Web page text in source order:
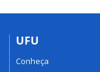
UFU
Conheça